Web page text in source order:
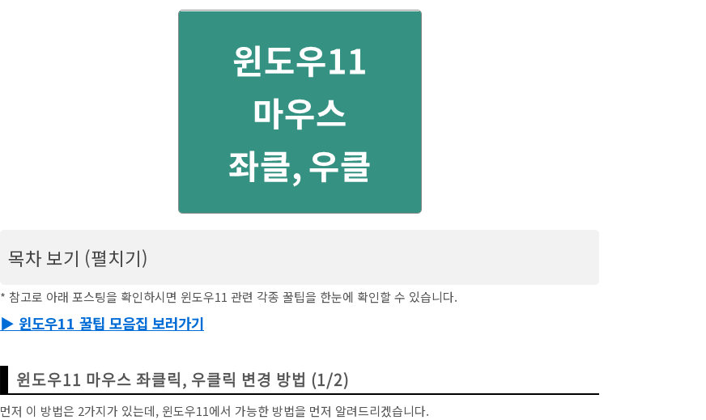
목차 보기 (펼치기)
윈도우11 마우스 우클릭 좌클릭 바꾸는법 (오른쪽 왼쪽 버튼 서로 변경하는 방법)
목차
0-2) 윈도우11 마우스 좌클릭, 우클릭 변경방법 (2/2)
* 참고로 아래 포스팅을 확인하시면 윈도우11 관련 각종 꿀팁을 한눈에 확인할 수 있습니다.
▶ 윈도우11 꿀팁 모음집 보러가기
윈도우11 마우스 좌클릭, 우클릭 변경 방법 (1/2)
먼저 이 방법은 2가지가 있는데, 윈도우11에서 가능한 방법을 먼저 알려드리겠습니다.